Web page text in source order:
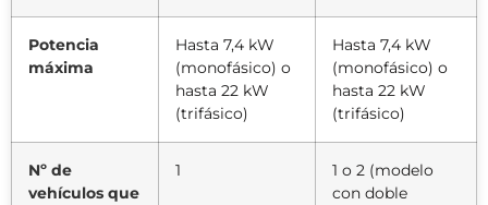
Potencia
máxima
Hasta 7,4 kW
(monofásico) o
hasta 22 kW
(trifásico)
Hasta 7,4 kW
(monofásico) o
hasta 22 kW
(trifásico)
Nº de
vehículos que
1
1 o 2 (modelo
con doble